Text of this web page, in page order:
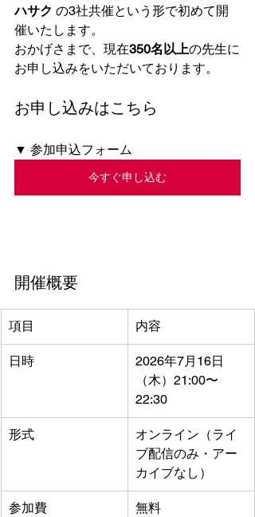
ハサク の3社共催という形で初めて開
催いたします。
おかげさまで、現在350名以上の先生に
お申し込みをいただいております。
お申し込みはこちら
▼ 参加申込フォーム
今すぐ申し込む
開催概要
項目 内容
日時
2026年7月16日
（木）21:00〜
22:30
形式
オンライン（ライ
ブ配信のみ・アー
カイブなし）
参加費 無料